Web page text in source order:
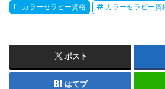
カラーセラピー資格 カラーセラピー資
ポスト
はてブ